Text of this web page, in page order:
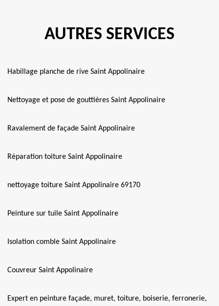
AUTRES SERVICES
Habillage planche de rive Saint Appolinaire
Nettoyage et pose de gouttières Saint Appolinaire
Ravalement de façade Saint Appolinaire
Réparation toiture Saint Appolinaire
nettoyage toiture Saint Appolinaire 69170
Peinture sur tuile Saint Appolinaire
Isolation comble Saint Appolinaire
Couvreur Saint Appolinaire
Expert en peinture façade, muret, toiture, boiserie, ferronerie,